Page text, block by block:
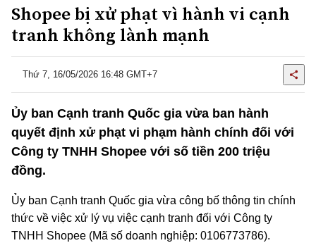
Shopee bị xử phạt vì hành vi cạnh
tranh không lành mạnh
Thứ 7, 16/05/2026 16:48 GMT+7
Ủy ban Cạnh tranh Quốc gia vừa ban hành
quyết định xử phạt vi phạm hành chính đối với
Công ty TNHH Shopee với số tiền 200 triệu
đồng.
Ủy ban Cạnh tranh Quốc gia vừa công bố thông tin chính
thức về việc xử lý vụ việc cạnh tranh đối với Công ty
TNHH Shopee (Mã số doanh nghiệp: 0106773786).